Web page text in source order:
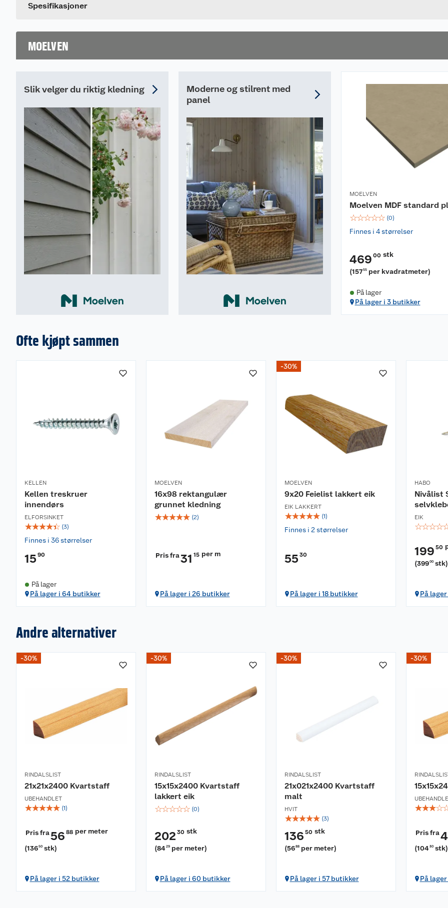
Spesifikasjoner
MOELVEN
Slik velger du riktig kledning
Moderne og stilrent med
panel
MOELVEN
Moelven MDF standard
☆☆☆☆☆ (0)
Finnes i 4 størrelser
469 00 stk
(15755 per kvadratmeter)
På lager
På lager i 3 butikker
Ofte kjøpt sammen
KELLEN
Kellen treskruer
innendørs
ELFORSINKET
☆☆☆☆☆ (3)
Finnes i 36 størrelser
15 90
På lager
På lager i 64 butikker
MOELVEN
16x98 rektangulær
grunnet kledning
☆☆☆☆☆ (2)
Pris fra31 15 per m
På lager i 26 butikker
-30%
MOELVEN
9x20 Feielist lakkert eik
EIK LAKKERT
☆☆☆☆☆ (1)
Finnes i 2 størrelser
55 30
På lager i 18 butikker
HABO
Nivålist
EIK
☆☆☆☆
199 50
(39900 stk)
På
Andre alternativer
-30%
RINDALSLIST
21x21x2400 Kvartstaff
UBEHANDLET
☆☆☆☆☆ (1)
Pris fra56 88 per meter
(13650 stk)
På lager i 52 butikker
-30%
RINDALSLIST
15x15x2400 Kvartstaff
lakkert eik
☆☆☆☆☆ (0)
202 30 stk
(84 29 per meter)
På lager i 60 butikker
-30%
RINDALSLIST
21x021x2400 Kvartstaff
malt
HVIT
☆☆☆☆☆ (3)
136 50 stk
(5688 per meter)
På lager i 57 butikker
-30%
☆☆☆☆
Pris fra
(104 30 stk)
På